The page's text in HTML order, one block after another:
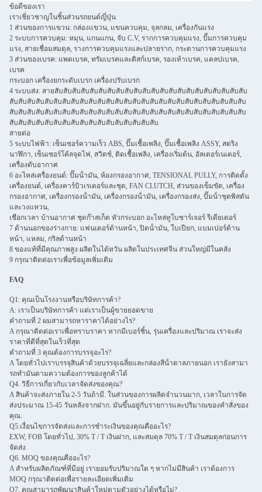
ข้อดีของเรา
เราเชี่ยวชาญในชิ้นส่วนรถยนต์ญี่ปุ่น
1 ส่วนของการแขวน: กล่องแขวน, แขนควบคุม, จุลกลม, เครื่องกันแรง
2 ระบบการควบคุม: หมุน, แกนแกน, จับ C.V, รากการควบคุมแรง, ปั๊มการควบคุม
แรง, สายเชื่อมสมดุล, รางการควบคุมแรงและปลายราก, กระดานการควบคุมแรง
3 ส่วนของเบรค: แพดเบรค, ทรัมเบรคและดิสก์เบรค, รองเท้าเบรค, แคลปเบรค,
เบรค
กระบอก เครื่องยกระดับเบรก เครื่องปรับเบรก
4 ระบบส่ง: สายสับสับสับสับสับสับสับสับสับสับสับสับสับสับสับสับสับสับสับสับสับสับ
สับสับสับสับสับสับสับสับสับสับสับสับสับสับสับสับสับสับสับสับสับสับสับสับสับสับสับ
สับสับสับสับสับสับสับสับสับสับสับสับสับสับสับสับสับสับสับสับสับสับสับสับสับสับสับ
สับสับสับสับสับสับสับสับสับสับสับสับสับสับสับสับสับ
สายต่อ
5 ระบบไฟฟ้า: เซ็นเซอร์ความเร็ว ABS, ปั๊มเชื้อเพลิง, ปั๊มเชื้อเพลิง ASSY, สตริง
นาฬิกา, เซ็นเซอร์โค้ลจุดไฟ, สวิตช์, ติดเชื้อเพลิง, เครื่องเริ่มต้น, อัลเตอร์เนเตอร์,
เครื่องดับอากาศ
6 อะไหล่เครื่องยนต์: ปั๊มน้ํามัน, ห้องกรองอากาศ, TENSIONAL PULLY, การติดตั้ง
เครื่องยนต์, เครื่องคาร์บิวเรเตอร์และชุด, FAN CLUTCH, ส่วนของเข็มขัด, เครื่อง
กรองอากาศ, เครื่องกรองน้ํามัน, เครื่องกรองน้ํามัน, เครื่องกรองส่ง, ปั๊มน้ําชุดพิสตัน
และวงแหวน,
เชือกเวลา บ้านอากาศ ชุดก๊าสเก็ต หัวกระบอก อะไหล่ทูโบชาร์เจอร์ รีเดียเตอร์
7 ด้านนอกของร่างกาย: แฟนเดอร์ด้านหน้า, ปิดน้ํามัน, ใบเปียก, แบมเปอร์ด้าน
หน้า, แหลม, กริลด้านหน้า
8 ของแท้ที่มีคุณภาพสูง ผลิตในไต้หวัน ผลิตในประเทศจีน ส่วนใหญ่มีในคลัง
9 กรุณาติดต่อเราเพื่อข้อมูลเพิ่มเติม
FAQ
Q1: คุณเป็นโรงงานหรือบริษัทการค้า?
A: เราเป็นบริษัทการค้า แต่เราเป็นผู้ขายยอดขาย
คําถามที่ 2 ผมสามารถหาราคาได้อย่างไร?
A กรุณาติดต่อเราเพื่อทราบราคา หากมีเบอร์ชิ้น, รุ่นเครื่องและปริมาณ เราจะส่ง
ราคาที่ดีที่สุดในเร็วที่สุด
คําถามที่ 3 คุณต้องการบรรจุอะไร?
A โดยทั่วไปเราบรรจุสินค้าด้วยบรรจุเฉลี่ยและกล่องสีน้ําตาลภายนอก เรายังสามา
รถทํามันตามความต้องการของลูกค้าได้
Q4. วิธีการเกี่ยวกับเวลาจัดส่งของคุณ?
A สินค้าจะส่งภายใน 2-5 วันถ้ามี. ในส่วนของการผลิตจํานวนมาก, เวลาในการจัด
ส่งประมาณ 15-45 วันหลังจากฝาก. มันขึ้นอยู่กับรายการและปริมาณของคําสั่งของ
คุณ.
Q5.เงื่อนไขการจัดส่งและการชําระเงินของคุณคืออะไร?
EXW, FOB โดยทั่วไป, 30% T / T เงินฝาก, และสมดุล 70% T / T เงินสมดุลก่อนการ
จัดส่ง
Q6. MOQ ของคุณคืออะไร?
A สําหรับผลิตภัณฑ์ที่มีอยู่ เรายอมรับปริมาณใด ๆ หากไม่มีสินค้า เราต้องการ
MOQ กรุณาติดต่อเพื่อรายละเอียดเพิ่มเติม
Q7. คุณสามารถพัฒนาสินค้าใหม่ตามตัวอย่างได้หรือไม่?